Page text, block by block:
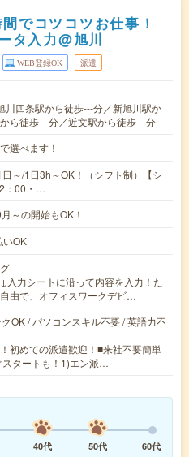
でコツコツお仕事！
タ入力@旭川
WEB登録OK 派遣
川四条駅から徒歩---分／新旭川駅か
ら徒歩---分／近文駅から徒歩---分
選べます！
～/1日3h～OK！（シフト制）【シ
：00・…
の開始もOK！
OK
入力シートに沿って内容を入力！た
由で、オフィスワークデビ…
OK / パソコンスキル不要 / 英語力不
初めての派遣歓迎！■来社不要簡単
タートも！1)エン派…
40代 50代
60代